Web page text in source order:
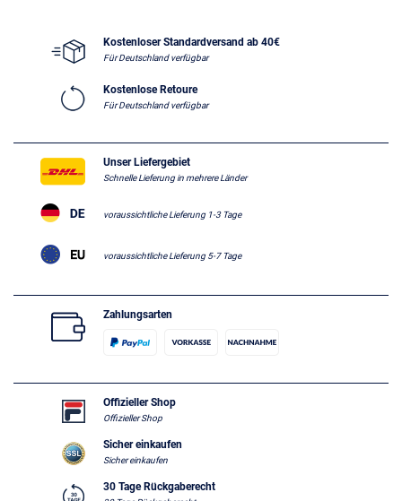
Kostenloser Standardversand ab 40€
Für Deutschland verfügbar
Kostenlose Retoure
Für Deutschland verfügbar
Unser Liefergebiet
Schnelle Lieferung in mehrere Länder
voraussichtliche Lieferung 1-3 Tage
voraussichtliche Lieferung 5-7 Tage
Zahlungsarten
Offizieller Shop
Offizieller Shop
Sicher einkaufen
Sicher einkaufen
30 Tage Rückgaberecht